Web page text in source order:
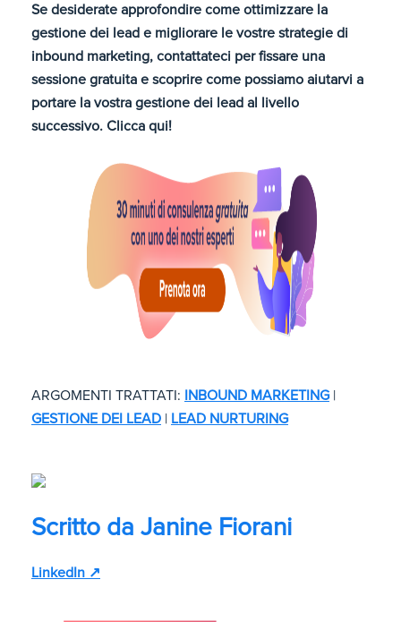
Se desiderate approfondire come ottimizzare la
gestione dei lead e migliorare le vostre strategie di
inbound marketing, contattateci per fissare una
sessione gratuita e scoprire come possiamo aiutarvi a
portare la vostra gestione dei lead al livello
successivo. Clicca qui!
ARGOMENTI TRATTATI: INBOUND MARKETING |
GESTIONE DEI LEAD | LEAD NURTURING
Scritto da Janine Fiorani
LinkedIn ↗